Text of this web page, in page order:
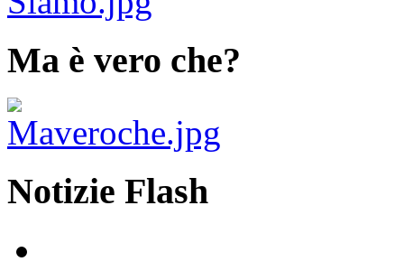
Ma è vero che?
Notizie Flash